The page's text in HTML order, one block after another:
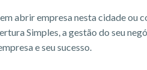
abrir empresa nesta cidade ou
Simples, a gestão do seu
e seu sucesso.